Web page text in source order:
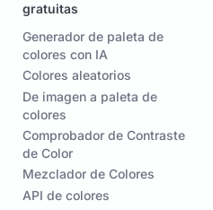
gratuitas
Generador de paleta de
colores con IA
Colores aleatorios
De imagen a paleta de
colores
Comprobador de Contraste
de Color
Mezclador de Colores
API de colores